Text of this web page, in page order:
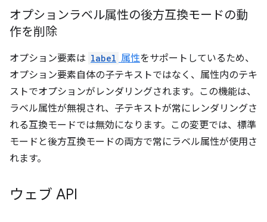
オプションラベル属性の後方互換モードの動
作を削除
オプション要素は label 属性をサポートしているため、
オプション要素自体の子テキストではなく、属性内のテキ
ストでオプションがレンダリングされます。この機能は、
ラベル属性が無視され、子テキストが常にレンダリングさ
れる互換モードでは無効になります。この変更では、標準
モードと後方互換モードの両方で常にラベル属性が使用さ
れます。
ウェブ API